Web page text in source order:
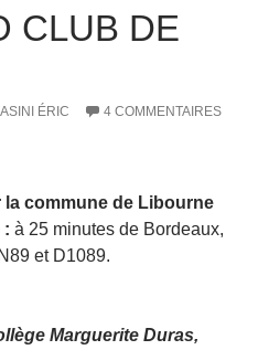
CLUB DE
ÉRIC 4 COMMENTAIRES
commune de Libourne
: à 25 minutes de Bordeaux,
et D1089.
Marguerite Duras,